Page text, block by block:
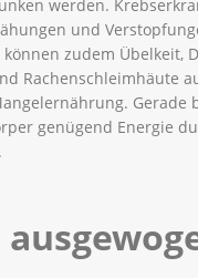
werden.
und
zudem Übelkeit,
Rachenschleimhäute
Gerade
genügend Energie